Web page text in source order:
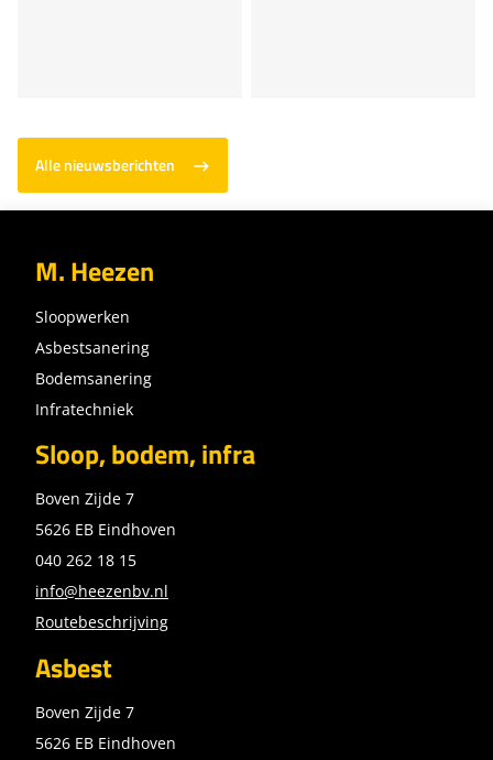
Alle nieuwsberichten
M. Heezen
Sloopwerken
Asbestsanering
Bodemsanering
Infratechniek
Sloop, bodem, infra
Boven Zijde 7
5626 EB Eindhoven
040 262 18 15
info@heezenbv.nl
Routebeschrijving
Asbest
Boven Zijde 7
5626 EB Eindhoven